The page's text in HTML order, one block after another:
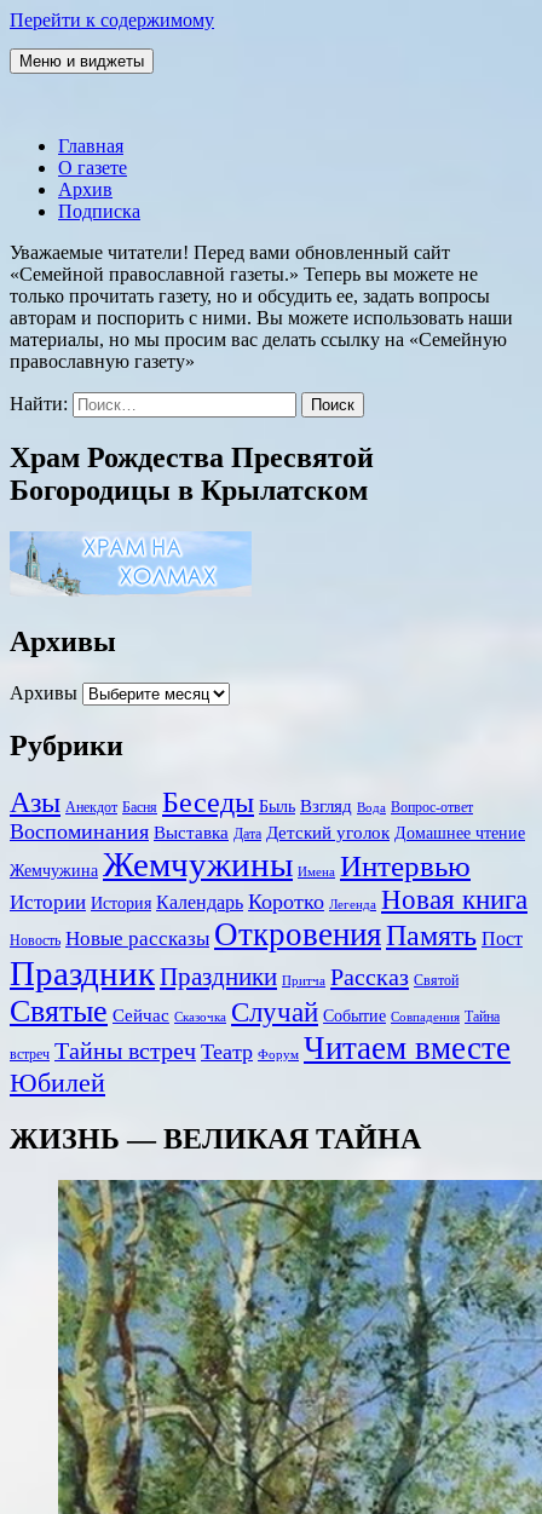
Перейти к содержимому
Семейная православная газета
Меню и виджеты
Главная
О газете
Архив
Подписка
Уважаемые читатели! Перед вами обновленный сайт
«Семейной православной газеты.» Теперь вы можете не
только прочитать газету, но и обсудить ее, задать вопросы
авторам и поспорить с ними. Вы можете использовать наши
материалы, но мы просим вас делать ссылку на «Семейную
православную газету»
Найти:
Храм Рождества Пресвятой
Богородицы в Крылатском
Архивы
Архивы
Рубрики
Азы Анекдот Басня Беседы Быль Взгляд Вода Вопрос-ответ
Воспоминания Выставка Дата Детский уголок Домашнее чтение
Жемчужина Жемчужины Имена Интервью
Истории История Календарь Коротко Легенда Новая книга
Новость Новые рассказы ОткровенияПамять Пост
ПраздникПраздники Притча Рассказ Святой
Святые Сейчас Сказочка Случай Событие Совпадения Тайна
встреч Тайны встреч Театр Форум Читаем вместе
Юбилей
ЖИЗНЬ — ВЕЛИКАЯ ТАЙНА